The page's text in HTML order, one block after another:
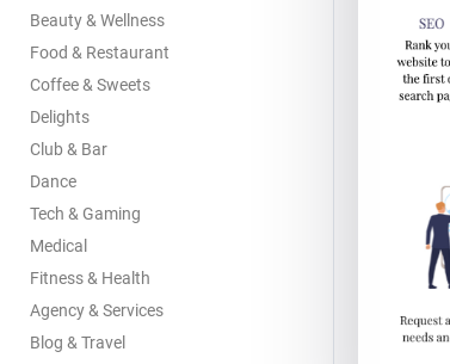
Beauty & Wellness
Food & Restaurant
Coffee & Sweets
Delights
Club & Bar
Dance
Tech & Gaming
Medical
Fitness & Health
Agency & Services
Blog & Travel